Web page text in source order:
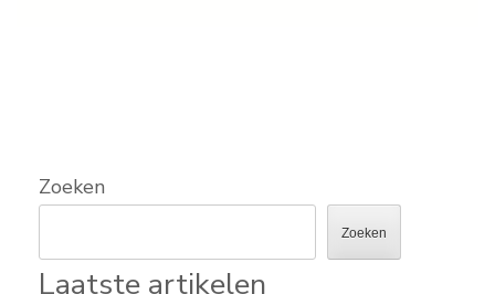
Zoeken
Zoeken
Laatste artikelen